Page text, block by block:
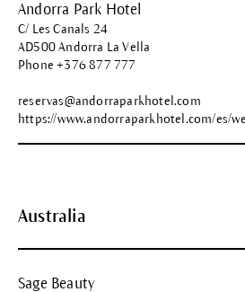
Andorra Park Hotel
C/ Les Canals 24
AD500 Andorra La Vella
Phone +376 877 777
reservas@andorraparkhotel.com
https://www.andorraparkhotel.com/es/
Australia
Sage Beauty